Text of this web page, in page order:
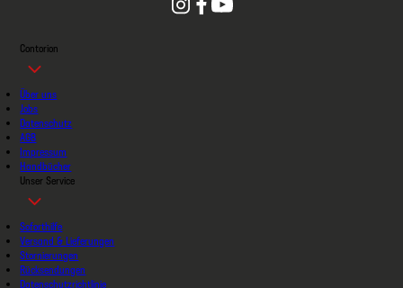
Contorion
Über uns
Jobs
Datenschutz
AGB
Impressum
Handbücher
Unser Service
Soforthilfe
Versand & Lieferungen
Stornierungen
Rücksendungen
Datenschutzrichtlinie